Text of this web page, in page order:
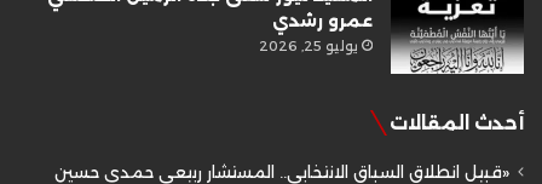
عمرو رشدي
يوليو 25, 2026
أحدث المقالات
«قبيل انطلاق السباق الانتخابي.. المستشار ربيعي حمدي حسين